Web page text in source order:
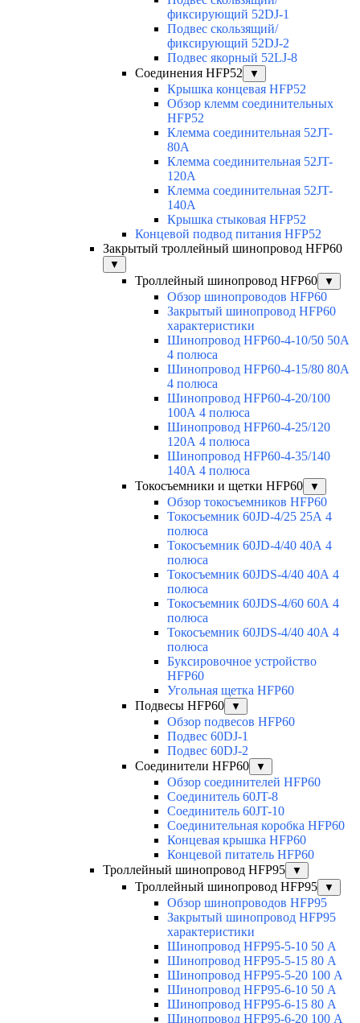
фиксирующий 52DJ-1
Подвес скользящий/
фиксирующий 52DJ-2
Подвес якорный 52LJ-8
Соединения HFP52
▼
Крышка концевая HFP52
Обзор клемм соединительных
HFP52
Клемма соединительная 52JT-
80A
Клемма соединительная 52JT-
120A
Клемма соединительная 52JT-
140A
Крышка стыковая HFP52
Концевой подвод питания HFP52
Закрытый троллейный шинопровод HFP60
▼
Троллейный шинопровод HFP60 ▼
Обзор шинопроводов HFP60
Закрытый шинопровод HFP60
характеристики
Шинопровод HFP60-4-10/50 50А
4 полюса
Шинопровод HFP60-4-15/80 80А
4 полюса
Шинопровод HFP60-4-20/100
100А 4 полюса
Шинопровод HFP60-4-25/120
120А 4 полюса
Шинопровод HFP60-4-35/140
140А 4 полюса
Токосъемники и щетки HFP60
▼
Обзор токосъемников HFP60
Токосъемник 60JD-4/25 25А 4
полюса
Токосъемник 60JD-4/40 40А 4
полюса
Токосъемник 60JDS-4/40 40А 4
полюса
Токосъемник 60JDS-4/60 60А 4
полюса
Токосъемник 60JDS-4/40 40А 4
полюса
Буксировочное устройство
HFP60
Угольная щетка HFP60
Подвесы HFP60
▼
Обзор подвесов HFP60
Подвес 60DJ-1
Подвес 60DJ-2
Соединители HFP60
▼
Обзор соединителей HFP60
Соединитель 60JT-8
Соединитель 60JT-10
Соединительная коробка HFP60
Концевая крышка HFP60
Концевой питатель HFP60
Троллейный шинопровод HFP95
▼
Троллейный шинопровод HFP95 ▼
Обзор шинопроводов HFP95
Закрытый шинопровод HFP95
характеристики
Шинопровод HFP95-5-10 50 А
Шинопровод HFP95-5-15 80 А
Шинопровод HFP95-5-20 100 А
Шинопровод HFP95-6-10 50 А
Шинопровод HFP95-6-15 80 А
Шинопровод HFP95-6-20 100 А